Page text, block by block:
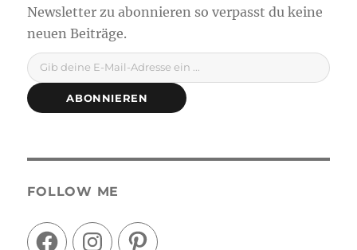
Gib deine E-Mail-Adresse ein ...
ABONNIEREN
FOLLOW ME
FacebookInstagramPinterest